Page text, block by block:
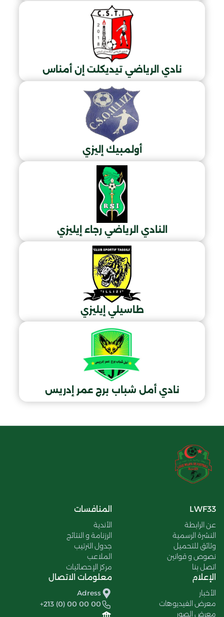
نادي الرياضي تيديكلت إن أمناس
أولمبيك إليزي
النادي الرياضي رجاء إيليزي
طاسيلي إيليزي
نادي أمل شباب برج عمر إدريس
LWF33
عن الرابطة
النشرة الرسمية
وثائق للتحميل
نصوص و قوانين
اتصل بنا
المنافسات
الأندية
الرزنامة و النتائج
جدول الترتيب
الملاعب
مركز الإحصائيات
الإعلام
الأخبار
معرض الفيديوهات
معرض الصور
معلومات الاتصال
Adress
+213 (0) 00 00 00